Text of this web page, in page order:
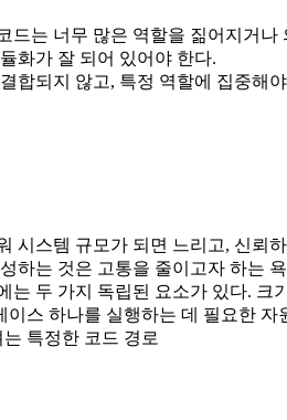
드는 너무 많은 역할을 짊어지거
화가 잘 되어 있어야 한다.
합되지 않고, 특정 역할에 집중해
시스템 규모가 되면 느리고, 신뢰
하는 것은 고통을 줄이고자 하는
는 두 가지 독립된 요소가 있다. 크
이스 하나를 실행하는 데 필요한 자
특정한 코드 경로